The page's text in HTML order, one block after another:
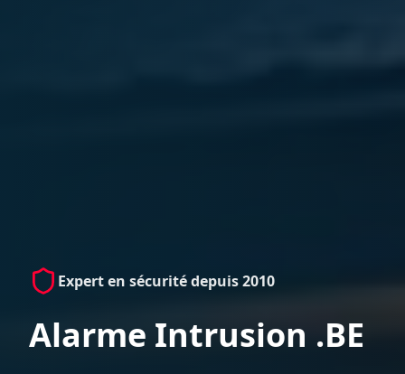
Expert en sécurité depuis 2010
Alarme Intrusion .BE